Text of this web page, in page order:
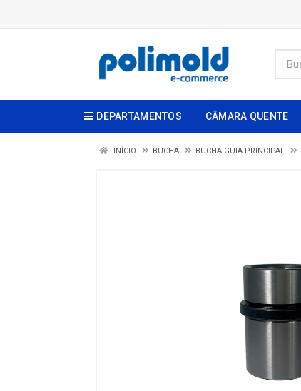
DEPARTAMENTOS CÂMARA QUENTE
INÍCIO BUCHA BUCHA GUIA PRINCIPAL